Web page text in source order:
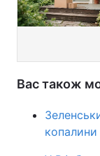
Вас також